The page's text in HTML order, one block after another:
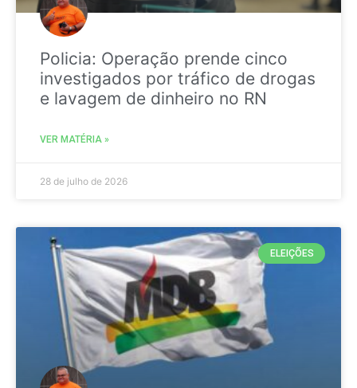
Policia: Operação prende cinco
investigados por tráfico de drogas
e lavagem de dinheiro no RN
VER MATÉRIA »
28 de julho de 2026
ELEIÇÕES